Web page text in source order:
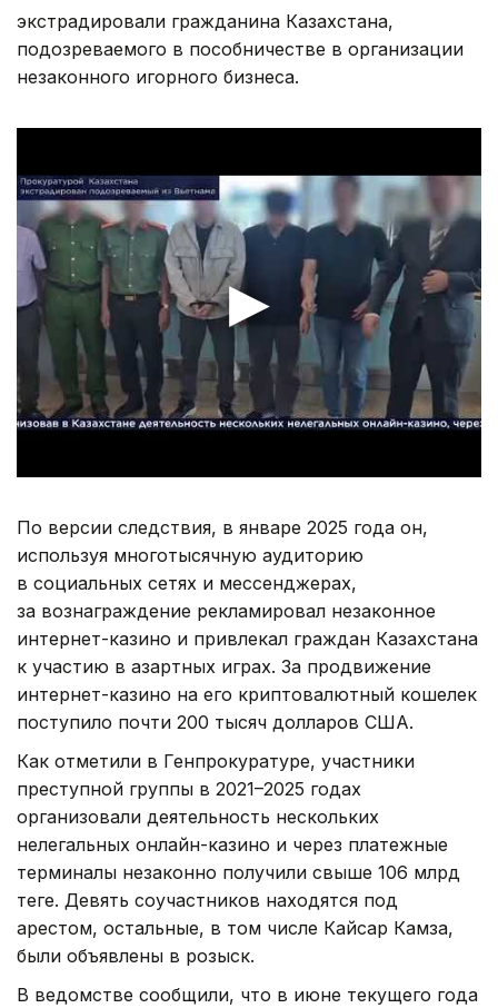
экстрадировали гражданина Казахстана,
подозреваемого в пособничестве в организации
незаконного игорного бизнеса.
По версии следствия, в январе 2025 года он,
используя многотысячную аудиторию
в социальных сетях и мессенджерах,
за вознаграждение рекламировал незаконное
интернет-казино и привлекал граждан Казахстана
к участию в азартных играх. За продвижение
интернет-казино на его криптовалютный кошелек
поступило почти 200 тысяч долларов США.
Как отметили в Генпрокуратуре, участники
преступной группы в 2021–2025 годах
организовали деятельность нескольких
нелегальных онлайн-казино и через платежные
терминалы незаконно получили свыше 106 млрд
теңге. Девять соучастников находятся под
арестом, остальные, в том числе Кайсар Камза,
были объявлены в розыск.
В ведомстве сообщили, что в июне текущего года